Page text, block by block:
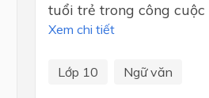
tuổi trẻ trong công
Xem chi tiết
Lớp 10 Ngữ văn